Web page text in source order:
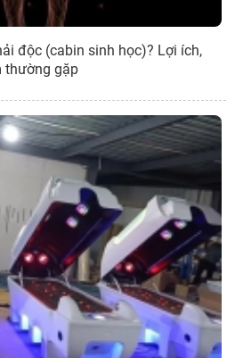
độc (cabin sinh học)? Lợi ích,
thường gặp